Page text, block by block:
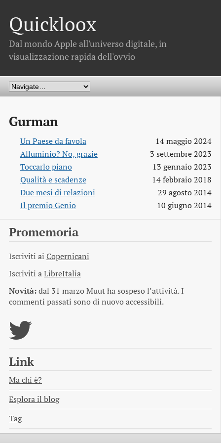
Quickloox
Dal mondo Apple all'universo digitale, in
visualizzazione rapida dell'ovvio
Gurman
Un Paese da favola
14 maggio 2024
Alluminio? No, grazie
3 settembre 2023
Toccarlo piano
13 gennaio 2023
Qualità e scadenze
14 febbraio 2018
Due mesi di relazioni
29 agosto 2014
Il premio Genio
10 giugno 2014
Promemoria
Iscriviti ai Copernicani
Iscriviti aLibreItalia
Novità:dal 31 marzo Muut ha sospeso l’attività. I
commenti passati sono di nuovo accessibili.
Link
Ma chi è?
Esplora il blog
Tag